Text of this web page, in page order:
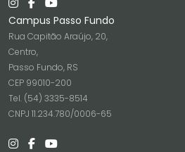
Campus Passo Fundo
Rua Capitão Araújo, 20,
Centro,
Passo Fundo, RS
CEP 99010-200
Tel. (54) 3335-8514
CNPJ 11.234.780/0006-65